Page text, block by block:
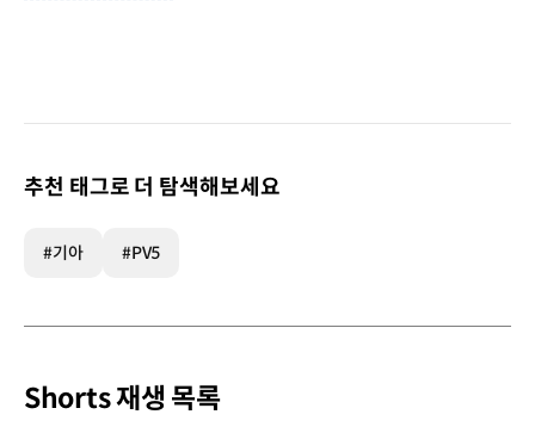
추천 태그로 더 탐색해보세요
#기아 #PV5
Shorts 재생 목록